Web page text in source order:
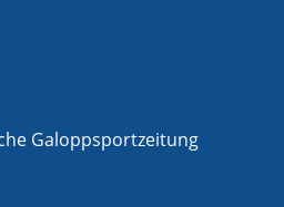
Galoppsportzeitung